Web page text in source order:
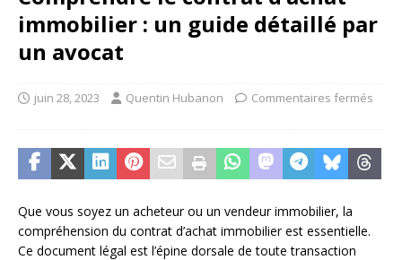
immobilier : un guide détaillé par
un avocat
juin 28, 2023 Quentin Hubanon Commentaires fermés
Que vous soyez un acheteur ou un vendeur immobilier, la
compréhension du contrat d’achat immobilier est essentielle.
Ce document légal est l’épine dorsale de toute transaction